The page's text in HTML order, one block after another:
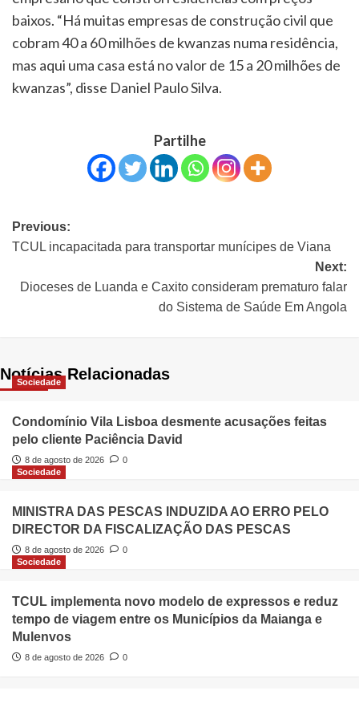
baixos. “Há muitas empresas de construção civil que
cobram 40 a 60 milhões de kwanzas numa residência,
mas aqui uma casa está no valor de 15 a 20 milhões de
kwanzas”, disse Daniel Paulo Silva.
Partilhe
Previous:
TCUL incapacitada para transportar munícipes de Viana
Next:
Dioceses de Luanda e Caxito consideram prematuro falar
do Sistema de Saúde Em Angola
Notícias Relacionadas
Sociedade
Condomínio Vila Lisboa desmente acusações feitas
pelo cliente Paciência David
8 de agosto de 2026
0
Sociedade
MINISTRA DAS PESCAS INDUZIDA AO ERRO PELO
DIRECTOR DA FISCALIZAÇÃO DAS PESCAS
8 de agosto de 2026
0
Sociedade
TCUL implementa novo modelo de expressos e reduz
tempo de viagem entre os Municípios da Maianga e
Mulenvos
8 de agosto de 2026 0